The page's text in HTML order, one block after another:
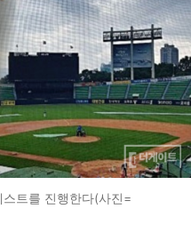
트를 진행한다(사진=